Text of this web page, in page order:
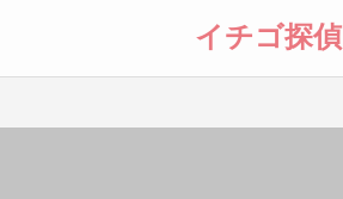
イチゴ探偵